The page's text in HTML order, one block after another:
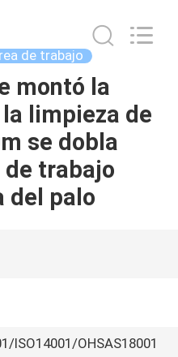
de trabajo
montó la
limpieza de
se dobla
trabajo
del palo
ISO14001/OHSAS18001